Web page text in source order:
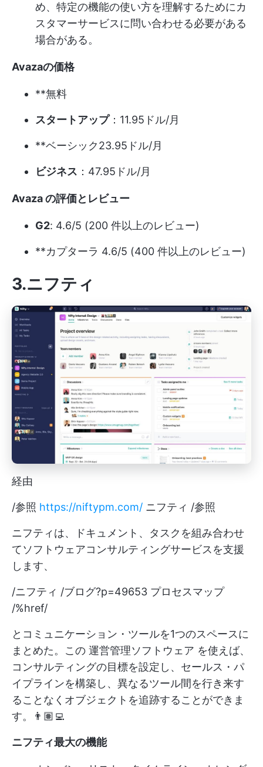
め、特定の機能の使い方を理解するためにカ
スタマーサービスに問い合わせる必要がある
場合がある。
Avazaの価格
**無料
スタートアップ：11.95ドル/月
**ベーシック23.95ドル/月
ビジネス ：47.95ドル/月
Avaza の評価とレビュー
G2: 4.6/5 (200 件以上のレビュー)
**カプターラ 4.6/5 (400 件以上のレビュー)
3.ニフティ
経由
/参照 https://niftypm.com/ ニフティ /参照
ニフティは、ドキュメント、タスクを組み合わせ
てソフトウェアコンサルティングサービスを支援
します、
/ニフティ /ブログ?p=49653 プロセスマップ
/%href/
とコミュニケーション・ツールを1つのスペースに
まとめた。この 運営管理ソフトウェア を使えば、
コンサルティングの目標を設定し、セールス・パ
イプラインを構築し、異なるツール間を行き来す
ることなくオブジェクトを追跡することができま
す。👨🏽‍💻
ニフティ最大の機能